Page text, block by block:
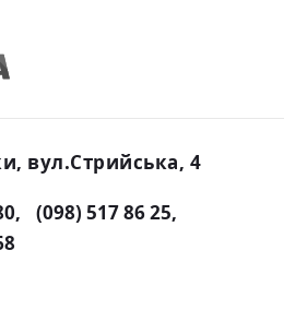
вул.Стрийська, 4
(098) 517 86 25